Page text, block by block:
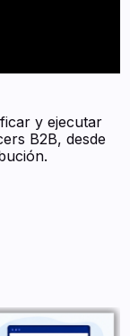
y ejecutar
B2B, desde